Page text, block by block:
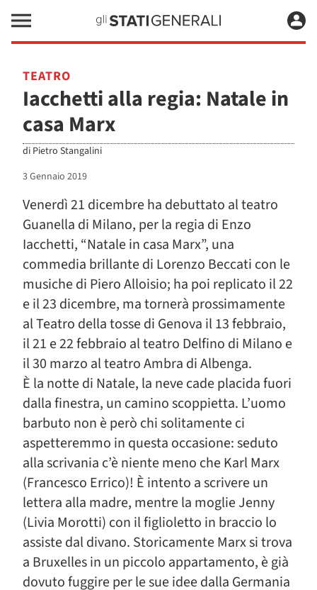
TEATRO
Iacchetti alla regia: Natale in
casa Marx
di Pietro Stangalini
3 Gennaio 2019
Venerdì 21 dicembre ha debuttato al teatro
Guanella di Milano, per la regia di Enzo
Iacchetti, “Natale in casa Marx”, una
commedia brillante di Lorenzo Beccati con le
musiche di Piero Alloisio; ha poi replicato il 22
e il 23 dicembre, ma tornerà prossimamente
al Teatro della tosse di Genova il 13 febbraio,
il 21 e 22 febbraio al teatro Delfino di Milano e
il 30 marzo al teatro Ambra di Albenga.
È la notte di Natale, la neve cade placida fuori
dalla finestra, un camino scoppietta. L’uomo
barbuto non è però chi solitamente ci
aspetteremmo in questa occasione: seduto
alla scrivania c’è niente meno che Karl Marx
(Francesco Errico)! È intento a scrivere un
lettera alla madre, mentre la moglie Jenny
(Livia Morotti) con il figlioletto in braccio lo
assiste dal divano. Storicamente Marx si trova
a Bruxelles in un piccolo appartamento, è già
dovuto fuggire per le sue idee dalla Germania